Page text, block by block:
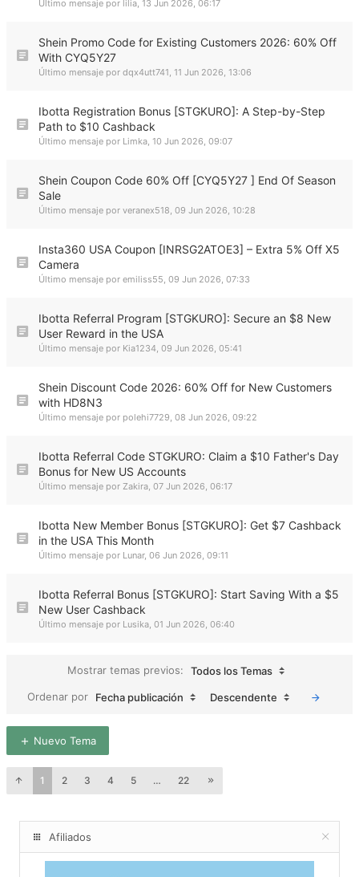
Último mensaje por lilia, 13 Jun 2026, 06:17
Shein Promo Code for Existing Customers 2026: 60% Off
With CYQ5Y27
Último mensaje por dqx4utt741, 11 Jun 2026, 13:06
Ibotta Registration Bonus [STGKURO]: A Step-by-Step
Path to $10 Cashback
Último mensaje por Limka, 10 Jun 2026, 09:07
Shein Coupon Code 60% Off [CYQ5Y27 ] End Of Season
Sale
Último mensaje por veranex518, 09 Jun 2026, 10:28
Insta360 USA Coupon [INRSG2ATOE3] – Extra 5% Off X5
Camera
Último mensaje por emiliss55, 09 Jun 2026, 07:33
Ibotta Referral Program [STGKURO]: Secure an $8 New
User Reward in the USA
Último mensaje por Kia1234, 09 Jun 2026, 05:41
Shein Discount Code 2026: 60% Off for New Customers
with HD8N3
Último mensaje por polehi7729, 08 Jun 2026, 09:22
Ibotta Referral Code STGKURO: Claim a $10 Father's Day
Bonus for New US Accounts
Último mensaje por Zakira, 07 Jun 2026, 06:17
Ibotta New Member Bonus [STGKURO]: Get $7 Cashback
in the USA This Month
Último mensaje por Lunar, 06 Jun 2026, 09:11
Ibotta Referral Bonus [STGKURO]: Start Saving With a $5
New User Cashback
Último mensaje por Lusika, 01 Jun 2026, 06:40
Mostrar temas previos:
Todos los Temas
Ordenar por
Fecha publicación Descendente
Nuevo Tema
1 2 3 4 5 … 22
Afiliados